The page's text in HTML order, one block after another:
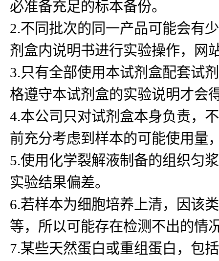
必准备充足的标本备份。
2.不同批次的同一产品可能会有
剂盒内说明书进行实验操作，网
3.只有全部使用本试剂盒配套试
格遵守本试剂盒的实验说明才会
4.本公司只对试剂盒本身负责，
前充分考虑到样本的可能使用量
5.使用化学裂解液制备的组织匀
实验结果偏差。
6.若样本为细胞培养上清，因该
等，所以可能存在检测不出的情
7.某些天然蛋白或重组蛋白，包